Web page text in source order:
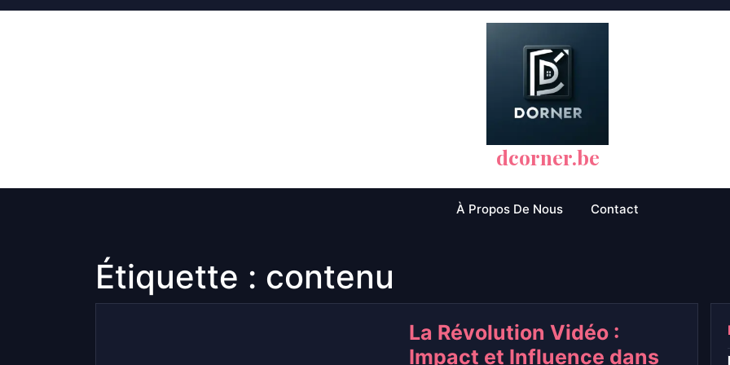
Skip
dcorner.be
À Propos De Nous Contact
Étiquette : contenu
La Révolution Vidéo :
Impact et Influence dans